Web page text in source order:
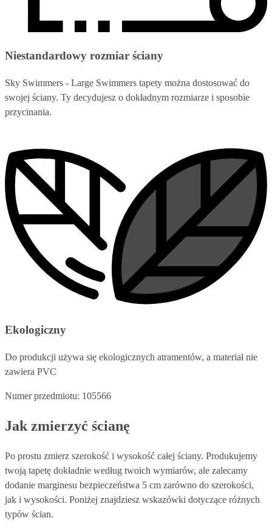
Niestandardowy rozmiar ściany
Sky Swimmers - Large Swimmers tapety można dostosować do
swojej ściany. Ty decydujesz o dokładnym rozmiarze i sposobie
przycinania.
Ekologiczny
Do produkcji używa się ekologicznych atramentów, a materiał nie
zawiera PVC
Numer przedmiotu: 105566
Jak zmierzyć ścianę
Po prostu zmierz szerokość i wysokość całej ściany. Produkujemy
twoją tapetę dokładnie według twoich wymiarów, ale zalecamy
dodanie marginesu bezpieczeństwa 5 cm zarówno do szerokości,
jak i wysokości. Poniżej znajdziesz wskazówki dotyczące różnych
typów ścian.